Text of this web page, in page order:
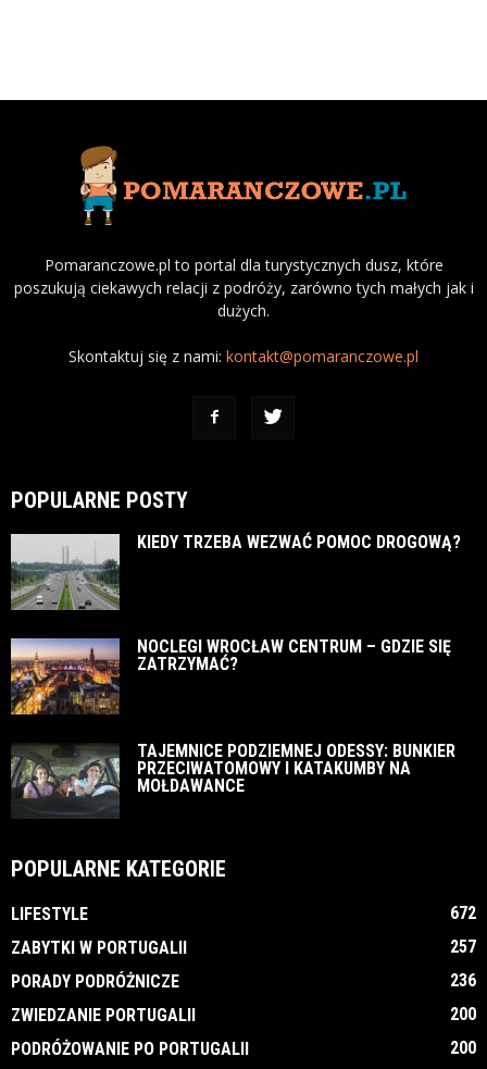
Pomaranczowe.pl to portal dla turystycznych dusz, które
poszukują ciekawych relacji z podróży, zarówno tych małych jak i
dużych.
Skontaktuj się z nami: kontakt@pomaranczowe.pl
POPULARNE POSTY
KIEDY TRZEBA WEZWAĆ POMOC DROGOWĄ?
NOCLEGI WROCŁAW CENTRUM – GDZIE SIĘ
ZATRZYMAĆ?
TAJEMNICE PODZIEMNEJ ODESSY: BUNKIER
PRZECIWATOMOWY I KATAKUMBY NA
MOŁDAWANCE
POPULARNE KATEGORIE
LIFESTYLE
672
ZABYTKI W PORTUGALII
257
PORADY PODRÓŻNICZE
236
ZWIEDZANIE PORTUGALII
200
PODRÓŻOWANIE PO PORTUGALII
200